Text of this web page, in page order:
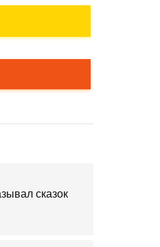
сказок